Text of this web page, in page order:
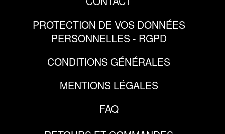
PROTECTION DE VOS DONNÉES
PERSONNELLES - RGPD
CONDITIONS GÉNÉRALES
MENTIONS LÉGALES
FAQ